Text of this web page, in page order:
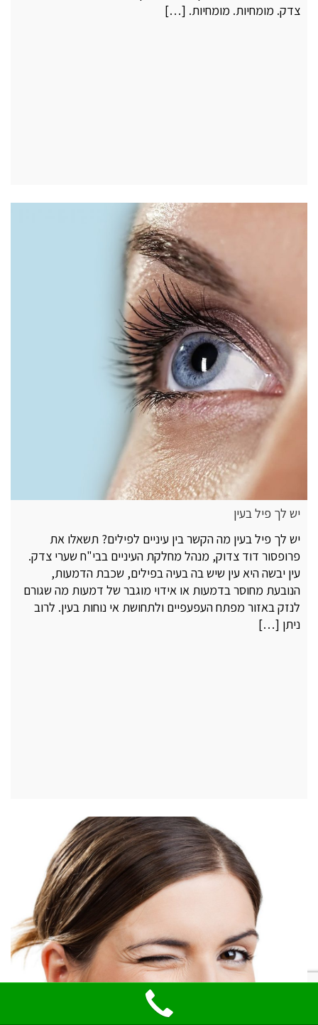
צדק. מומחיות. מומחיות. […]
יש לך פיל בעין
יש לך פיל בעין מה הקשר בין עיניים לפילים? תשאלו את
פרופסור דוד צדוק, מנהל מחלקת העיניים בבי"ח שערי צדק.
עין יבשה היא עין שיש בה בעיה בפילים, שכבת הדמעות,
הנובעת מחוסר בדמעות או אידוי מוגבר של דמעות מה שגורם
לנזק באזור מפתח העפעפיים ולתחושת אי נוחות בעין. לרוב
ניתן […]